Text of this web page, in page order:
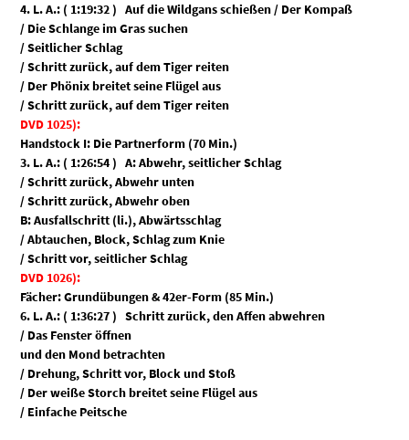
4. L. A.: ( 1:19:32 ) Auf die Wildgans schießen / Der Kompaß
/ Die Schlange im Gras suchen
/ Seitlicher Schlag
/ Schritt zurück, auf dem Tiger reiten
/ Der Phönix breitet seine Flügel aus
/ Schritt zurück, auf dem Tiger reiten
DVD 1025):
Handstock I: Die Partnerform (70 Min.)
3. L. A.: ( 1:26:54 ) A: Abwehr, seitlicher Schlag
/ Schritt zurück, Abwehr unten
/ Schritt zurück, Abwehr oben
B: Ausfallschritt (li.), Abwärtsschlag
/ Abtauchen, Block, Schlag zum Knie
/ Schritt vor, seitlicher Schlag
DVD 1026):
Fächer: Grundübungen & 42er-Form (85 Min.)
6. L. A.: ( 1:36:27 ) Schritt zurück, den Affen abwehren
/ Das Fenster öffnen
und den Mond betrachten
/ Drehung, Schritt vor, Block und Stoß
/ Der weiße Storch breitet seine Flügel aus
/ Einfache Peitsche